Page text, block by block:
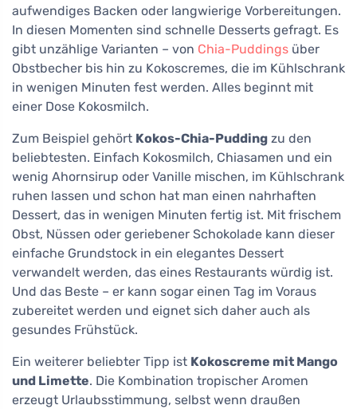
aufwendiges Backen oder langwierige Vorbereitungen.
In diesen Momenten sind schnelle Desserts gefragt. Es
gibt unzählige Varianten – von Chia-Puddings über
Obstbecher bis hin zu Kokoscremes, die im Kühlschrank
in wenigen Minuten fest werden. Alles beginnt mit
einer Dose Kokosmilch.
Zum Beispiel gehört Kokos-Chia-Pudding zu den
beliebtesten. Einfach Kokosmilch, Chiasamen und ein
wenig Ahornsirup oder Vanille mischen, im Kühlschrank
ruhen lassen und schon hat man einen nahrhaften
Dessert, das in wenigen Minuten fertig ist. Mit frischem
Obst, Nüssen oder geriebener Schokolade kann dieser
einfache Grundstock in ein elegantes Dessert
verwandelt werden, das eines Restaurants würdig ist.
Und das Beste – er kann sogar einen Tag im Voraus
zubereitet werden und eignet sich daher auch als
gesundes Frühstück.
Ein weiterer beliebter Tipp ist Kokoscreme mit Mango
und Limette. Die Kombination tropischer Aromen
erzeugt Urlaubsstimmung, selbst wenn draußen